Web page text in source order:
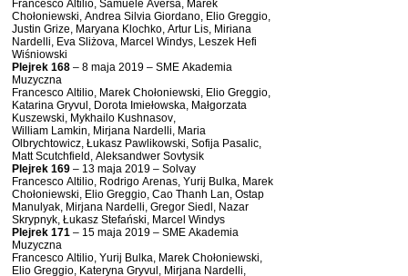
Francesco Altilio, Samuele Aversa, Marek
Chołoniewski, Andrea Silvia Giordano, Elio Greggio,
Justin Grize, Maryana Klochko, Artur Lis, Miriana
Nardelli, Eva Sliżova, Marcel Windys, Leszek Hefi
Wiśniowski
Plejrek 168 – 8 maja 2019 – SME Akademia
Muzyczna
Francesco Altilio, Marek Chołoniewski, Elio Greggio,
Katarina Gryvul, Dorota Imiełowska, Małgorzata
Kuszewski, Mykhailo Kushnasov,
William Lamkin, Mirjana Nardelli, Maria
Olbrychtowicz, Łukasz Pawlikowski, Sofija Pasalic,
Matt Scutchfield, Aleksandwer Sovtysik
Plejrek 169 – 13 maja 2019 – Solvay
Francesco Altilio, Rodrigo Arenas, Yurij Bulka, Marek
Chołoniewski, Elio Greggio, Cao Thanh Lan, Ostap
Manulyak, Mirjana Nardelli, Gregor Siedl, Nazar
Skrypnyk, Łukasz Stefański, Marcel Windys
Plejrek 171 – 15 maja 2019 – SME Akademia
Muzyczna
Francesco Altilio, Yurij Bulka, Marek Chołoniewski,
Elio Greggio, Kateryna Gryvul, Mirjana Nardelli,